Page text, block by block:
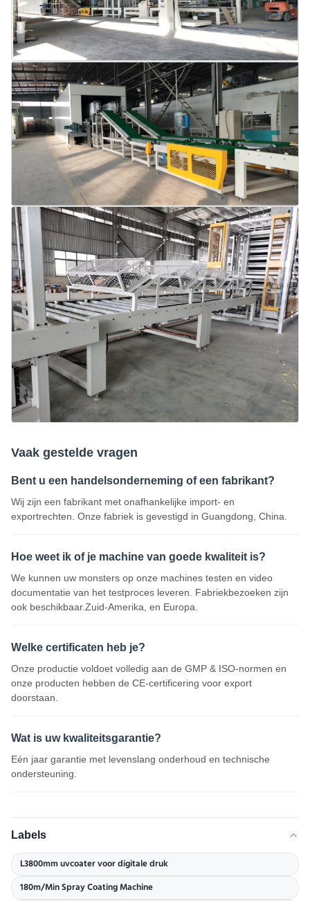
Vaak gestelde vragen
Bent u een handelsonderneming of een fabrikant?
Wij zijn een fabrikant met onafhankelijke import- en
exportrechten. Onze fabriek is gevestigd in Guangdong, China.
Hoe weet ik of je machine van goede kwaliteit is?
We kunnen uw monsters op onze machines testen en video
documentatie van het testproces leveren. Fabriekbezoeken zijn
ook beschikbaar.Zuid-Amerika, en Europa.
Welke certificaten heb je?
Onze productie voldoet volledig aan de GMP & ISO-normen en
onze producten hebben de CE-certificering voor export
doorstaan.
Wat is uw kwaliteitsgarantie?
Eén jaar garantie met levenslang onderhoud en technische
ondersteuning.
Labels
L3800mm uvcoater voor digitale druk
180m/Min Spray Coating Machine